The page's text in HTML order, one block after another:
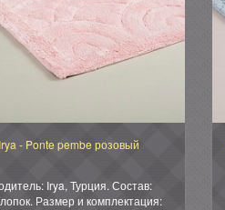
- Ponte pembe розовый
Irya, Турция. Состав:
Размер и комплектация: